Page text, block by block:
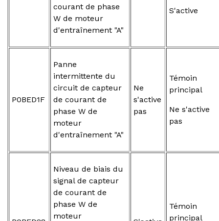
courant de phase
W de moteur
d'entraînement "A"
S'active
P0BED1F
Panne
intermittente du
circuit de capteur
de courant de
phase W de
moteur
d'entraînement "A"
Ne
s'active
pas
Témoin
principal
Ne s'active
pas
Niveau de biais du
signal de capteur
de courant de
phase W de
moteur
Témoin
principal